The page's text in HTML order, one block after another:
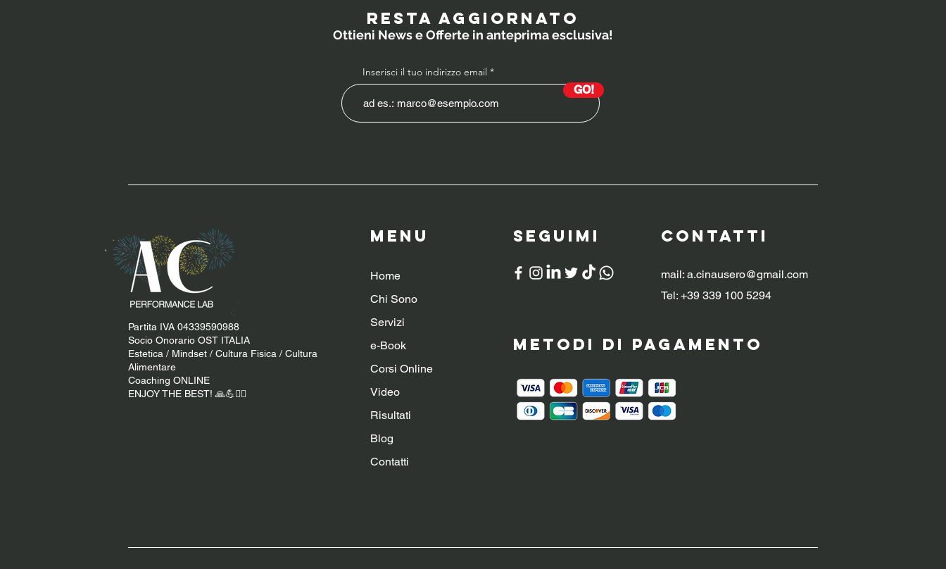
medici ai
bambini?
RESTA AGGIORNATO
Ottieni News e Offerte in anteprima esclusiva!
Inserisci il tuo indirizzo email
GO!
Partita IVA 04339590988
Socio Onorario OST ITALIA
Estetica / Mindset / Cultura Fisica / Cultura
Alimentare
Coaching ONLINE
ENJOY THE BEST! 🙏​💪​​❤️‍🔥​
Menu
Home
Chi Sono
Servizi
e-Book
Corsi Online
Video
Risultati
Blog
Contatti
SeguiMI CONTATTI
mail: a.cinausero@gmail.com
Tel: +39 339 100 5294
Metodi di pagamento